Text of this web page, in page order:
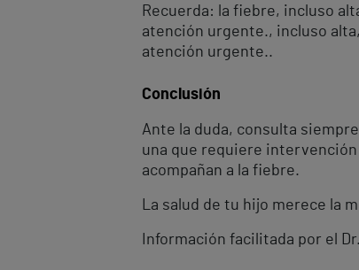
Recuerda: la fiebre, incluso
atención urgente., incluso
atención urgente..
Conclusión
Ante la duda, consulta
una que requiere
acompañan a la fiebre.
La salud de tu hijo merece la
Información facilitada por el